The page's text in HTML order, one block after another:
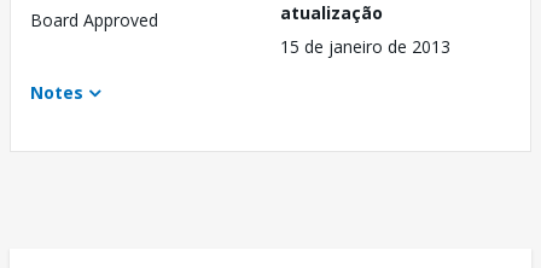
Board Approved
atualização
15 de janeiro de 2013
Notes